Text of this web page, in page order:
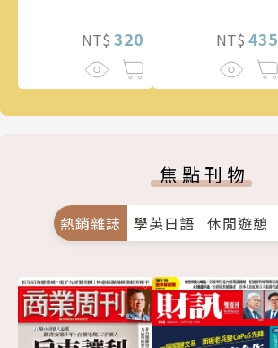
NT$ 320
蝠》系列重磅新
NT$ 435
焦點刊物
熱銷雜誌 學英日語 休閒遊憩